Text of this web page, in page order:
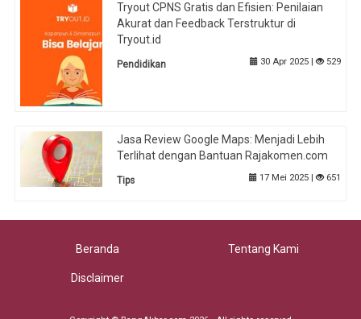
Tryout CPNS Gratis dan Efisien: Penilaian
Akurat dan Feedback Terstruktur di
Tryout.id
Pendidikan 30 Apr 2025 | 529
Jasa Review Google Maps: Menjadi Lebih
Terlihat dengan Bantuan Rajakomen.com
Tips 17 Mei 2025 | 651
Beranda Tentang Kami
Disclaimer